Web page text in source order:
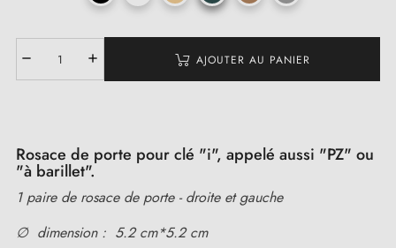
AJOUTER AU PANIER
Rosace de porte pour clé "i", appelé aussi "PZ" ou
"à barillet".
1 paire de rosace de porte - droite et gauche
∅ dimension : 5.2 cm*5.2 cm